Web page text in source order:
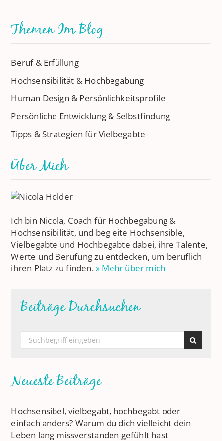
Themen Im Blog
Beruf & Erfüllung
Hochsensibilität & Hochbegabung
Human Design & Persönlichkeitsprofile
Persönliche Entwicklung & Selbstfindung
Tipps & Strategien für Vielbegabte
Über Mich
Ich bin Nicola, Coach für Hochbegabung &
Hochsensibilität, und begleite Hochsensible,
Vielbegabte und Hochbegabte dabei, ihre Talente,
Werte und Berufung zu entdecken, um beruflich
ihren Platz zu finden.» Mehr über mich
Beiträge Durchsuchen
Neueste Beiträge
Hochsensibel, vielbegabt, hochbegabt oder
einfach anders? Warum du dich vielleicht dein
Leben lang missverstanden gefühlt hast